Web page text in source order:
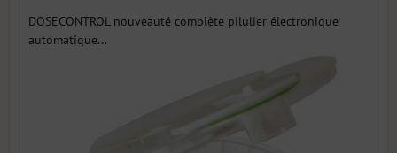
DOSECONTROL nouveauté complète pilulier électronique
automatique...